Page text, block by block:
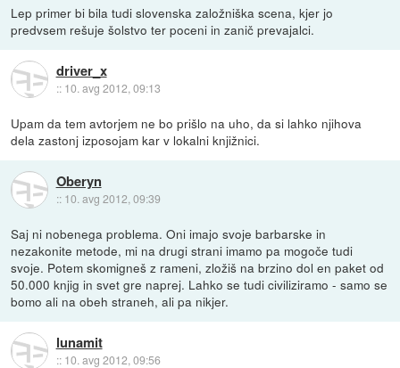
Lep primer bi bila tudi slovenska založniška scena, kjer jo
predvsem rešuje šolstvo ter poceni in zanič prevajalci.
driver_x
:: 10. avg 2012, 09:13
Upam da tem avtorjem ne bo prišlo na uho, da si lahko njihova
dela zastonj izposojam kar v lokalni knjižnici.
Oberyn
:: 10. avg 2012, 09:39
Saj ni nobenega problema. Oni imajo svoje barbarske in
nezakonite metode, mi na drugi strani imamo pa mogoče tudi
svoje. Potem skomigneš z rameni, zložiš na brzino dol en paket od
50.000 knjig in svet gre naprej. Lahko se tudi civiliziramo - samo se
bomo ali na obeh straneh, ali pa nikjer.
lunamit
:: 10. avg 2012, 09:56